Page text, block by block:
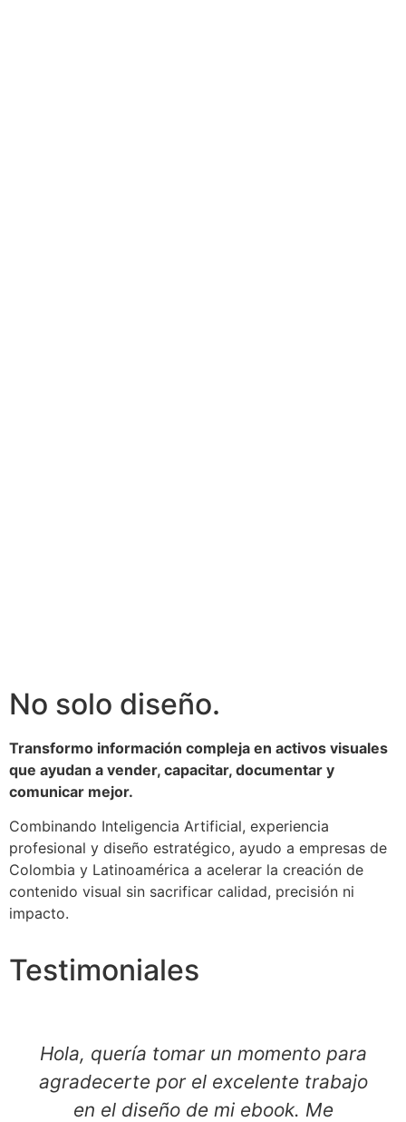
No solo diseño.
Transformo información compleja en activos visuales
que ayudan a vender, capacitar, documentar y
comunicar mejor.
Combinando Inteligencia Artificial, experiencia
profesional y diseño estratégico, ayudo a empresas de
Colombia y Latinoamérica a acelerar la creación de
contenido visual sin sacrificar calidad, precisión ni
impacto.
Testimoniales
Hola, quería tomar un momento para
agradecerte por el excelente trabajo
en el diseño de mi ebook. Me